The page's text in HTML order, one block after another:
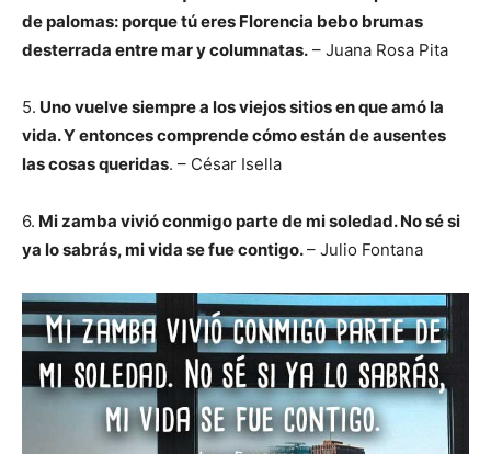
de palomas: porque tú eres Florencia bebo brumas
desterrada entre mar y columnatas. – Juana Rosa Pita
5. Uno vuelve siempre a los viejos sitios en que amó la
vida. Y entonces comprende cómo están de ausentes
las cosas queridas. – César Isella
6. Mi zamba vivió conmigo parte de mi soledad.No sé si
ya lo sabrás, mi vida se fue contigo.– Julio Fontana